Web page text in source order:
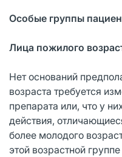
Особые группы
Лица пожилого
Нет оснований
возраста требуется
препарата или, что у
действия,
более молодого
этой возрастной